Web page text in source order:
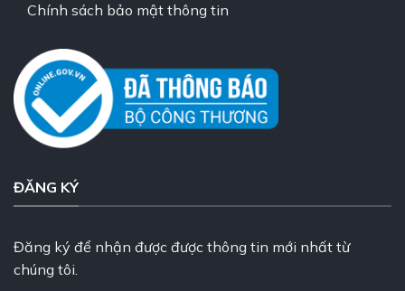
Chính sách bảo mật thông tin
ĐĂNG KÝ
Đăng ký để nhận được được thông tin mới nhất từ
chúng tôi.